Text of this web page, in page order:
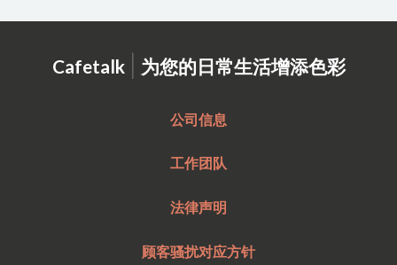
Cafetalk | 为您的日常生活增添色彩
公司信息
工作团队
法律声明
顾客骚扰对应方针